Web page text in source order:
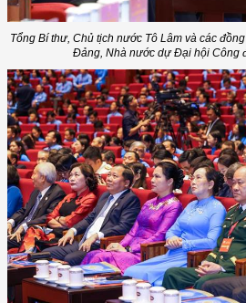
Tổng Bí thư, Chủ tịch nước Tô Lâm và các
Đảng, Nhà nước dự Đại hội Công